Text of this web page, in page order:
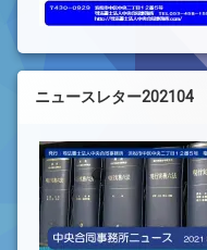
ニュースレター202104